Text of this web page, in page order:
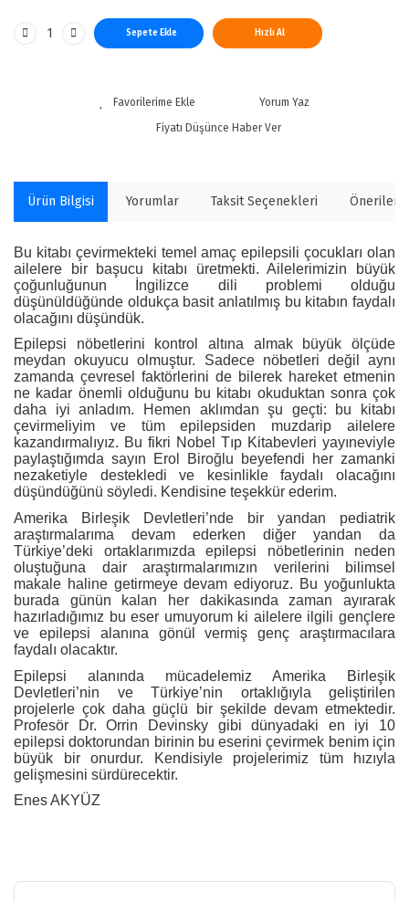
Sepete Ekle Hızlı Al
Yorum Yaz
Fiyatı Düşünce Haber Ver
Ürün Bilgisi Yorumlar Taksit Seçenekleri
Bu kitabı çevirmekteki temel amaç epilepsili çocukları olan
ailelere bir başucu kitabı üretmekti. Ailelerimizin büyük
çoğunluğunun İngilizce dili problemi olduğu
düşünüldüğünde oldukça basit anlatılmış bu kitabın faydalı
olacağını düşündük.
Epilepsi nöbetlerini kontrol altına almak büyük ölçüde
meydan okuyucu olmuştur. Sadece nöbetleri değil aynı
zamanda çevresel faktörlerini de bilerek hareket etmenin
ne kadar önemli olduğunu bu kitabı okuduktan sonra çok
daha iyi anladım. Hemen aklımdan şu geçti: bu kitabı
çevirmeliyim ve tüm epilepsiden muzdarip ailelere
kazandırmalıyız. Bu fikri Nobel Tıp Kitabevleri yayıneviyle
paylaştığımda sayın Erol Biroğlu beyefendi her zamanki
nezaketiyle destekledi ve kesinlikle faydalı olacağını
düşündüğünü söyledi. Kendisine teşekkür ederim.
Amerika Birleşik Devletleri’nde bir yandan pediatrik
araştırmalarıma devam ederken diğer yandan da
Türkiye’deki ortaklarımızda epilepsi nöbetlerinin neden
oluştuğuna dair araştırmalarımızın verilerini bilimsel
makale haline getirmeye devam ediyoruz. Bu yoğunlukta
burada günün kalan her dakikasında zaman ayırarak
hazırladığımız bu eser umuyorum ki ailelere ilgili gençlere
ve epilepsi alanına gönül vermiş genç araştırmacılara
faydalı olacaktır.
Epilepsi alanında mücadelemiz Amerika Birleşik
Devletleri’nin ve Türkiye’nin ortaklığıyla geliştirilen
projelerle çok daha güçlü bir şekilde devam etmektedir.
Profesör Dr. Orrin Devinsky gibi dünyadaki en iyi 10
epilepsi doktorundan birinin bu eserini çevirmek benim için
büyük bir onurdur. Kendisiyle projelerimiz tüm hızıyla
gelişmesini sürdürecektir.
Enes AKYÜZ
Bu ürüne ilk yorumu siz yapın!